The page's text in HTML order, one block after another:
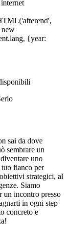
sai da dove
sembrare un
uno
tuo fianco per
strategici, al
Siamo
un incontro presso
in ogni step
concreto e